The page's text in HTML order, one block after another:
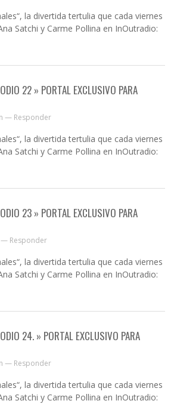
la divertida tertulia que cada viernes
Satchi y Carme Pollina en InOutradio:
22 » PORTAL EXCLUSIVO PARA
— Responder
la divertida tertulia que cada viernes
Satchi y Carme Pollina en InOutradio:
23 » PORTAL EXCLUSIVO PARA
— Responder
la divertida tertulia que cada viernes
Satchi y Carme Pollina en InOutradio:
24. » PORTAL EXCLUSIVO PARA
— Responder
la divertida tertulia que cada viernes
Satchi y Carme Pollina en InOutradio: